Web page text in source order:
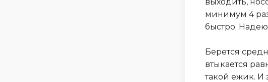
минимум 4
быстро.
Берется
втыкается
такой ежик.